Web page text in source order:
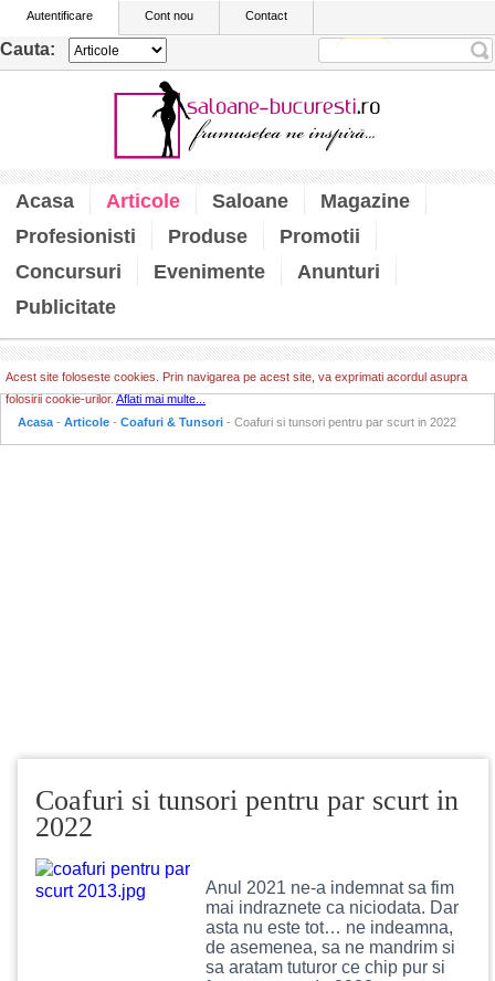
Autentificare Cont nou Contact
Cauta:
Acasa Articole Saloane
Magazine
Profesionisti
Produse
Promotii
Concursuri
Evenimente
Anunturi
Publicitate
Acest site foloseste cookies. Prin navigarea pe acest site, va exprimati acordul asupra
folosirii cookie-urilor.Aflati mai multe...
Acasa - Articole - Coafuri & Tunsori - Coafuri si tunsori pentru par scurt in 2022
Coafuri si tunsori pentru par scurt in
2022
Anul 2021 ne-a indemnat sa fim
mai indraznete ca niciodata. Dar
asta nu este tot… ne indeamna,
de asemenea, sa ne mandrim si
sa aratam tuturor ce chip pur si